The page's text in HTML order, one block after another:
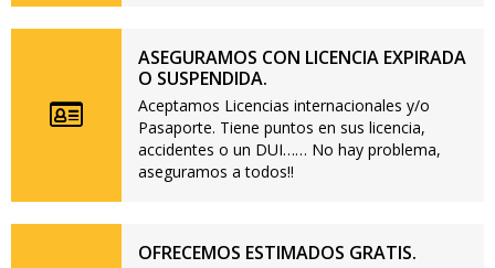
ASEGURAMOS CON LICENCIA EXPIRADA
O SUSPENDIDA.
Aceptamos Licencias internacionales y/o
Pasaporte. Tiene puntos en sus licencia,
accidentes o un DUI…… No hay problema,
aseguramos a todos!!
OFRECEMOS ESTIMADOS GRATIS.